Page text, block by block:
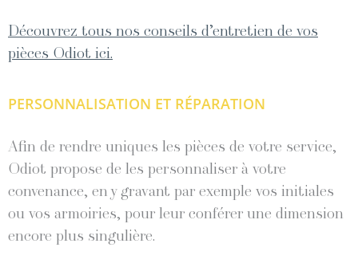
Découvrez tous nos conseils d’entretien de vos
pièces Odiot ici.
PERSONNALISATION ET RÉPARATION
Afin de rendre uniques les pièces de votre service,
Odiot propose de les personnaliser à votre
convenance, en y gravant par exemple vos initiales
ou vos armoiries, pour leur conférer une dimension
encore plus singulière.